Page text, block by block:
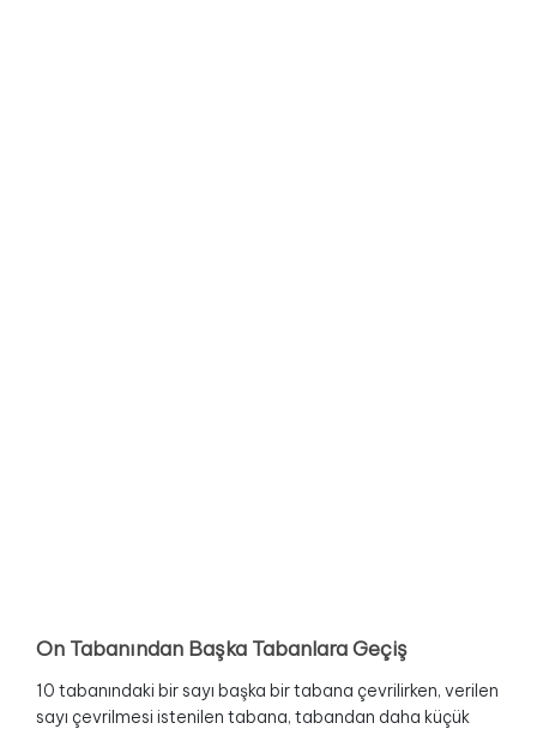
On Tabanından Başka Tabanlara Geçiş
10 tabanındaki bir sayı başka bir tabana çevrilirken, verilen
sayı çevrilmesi istenilen tabana, tabandan daha küçük